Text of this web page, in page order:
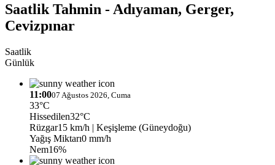
Saatlik Tahmin - Adıyaman, Gerger,
Cevizpınar
Saatlik
Günlük
11:0007 Ağustos 2026, Cuma
33°C
Hissedilen32°C
Rüzgar15 km/h | Keşişleme (Güneydoğu)
Yağış Miktarı0 mm/h
Nem16%